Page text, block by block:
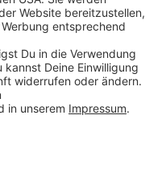
Bestellwert innerhalb
Deutschlands
36, D-70182